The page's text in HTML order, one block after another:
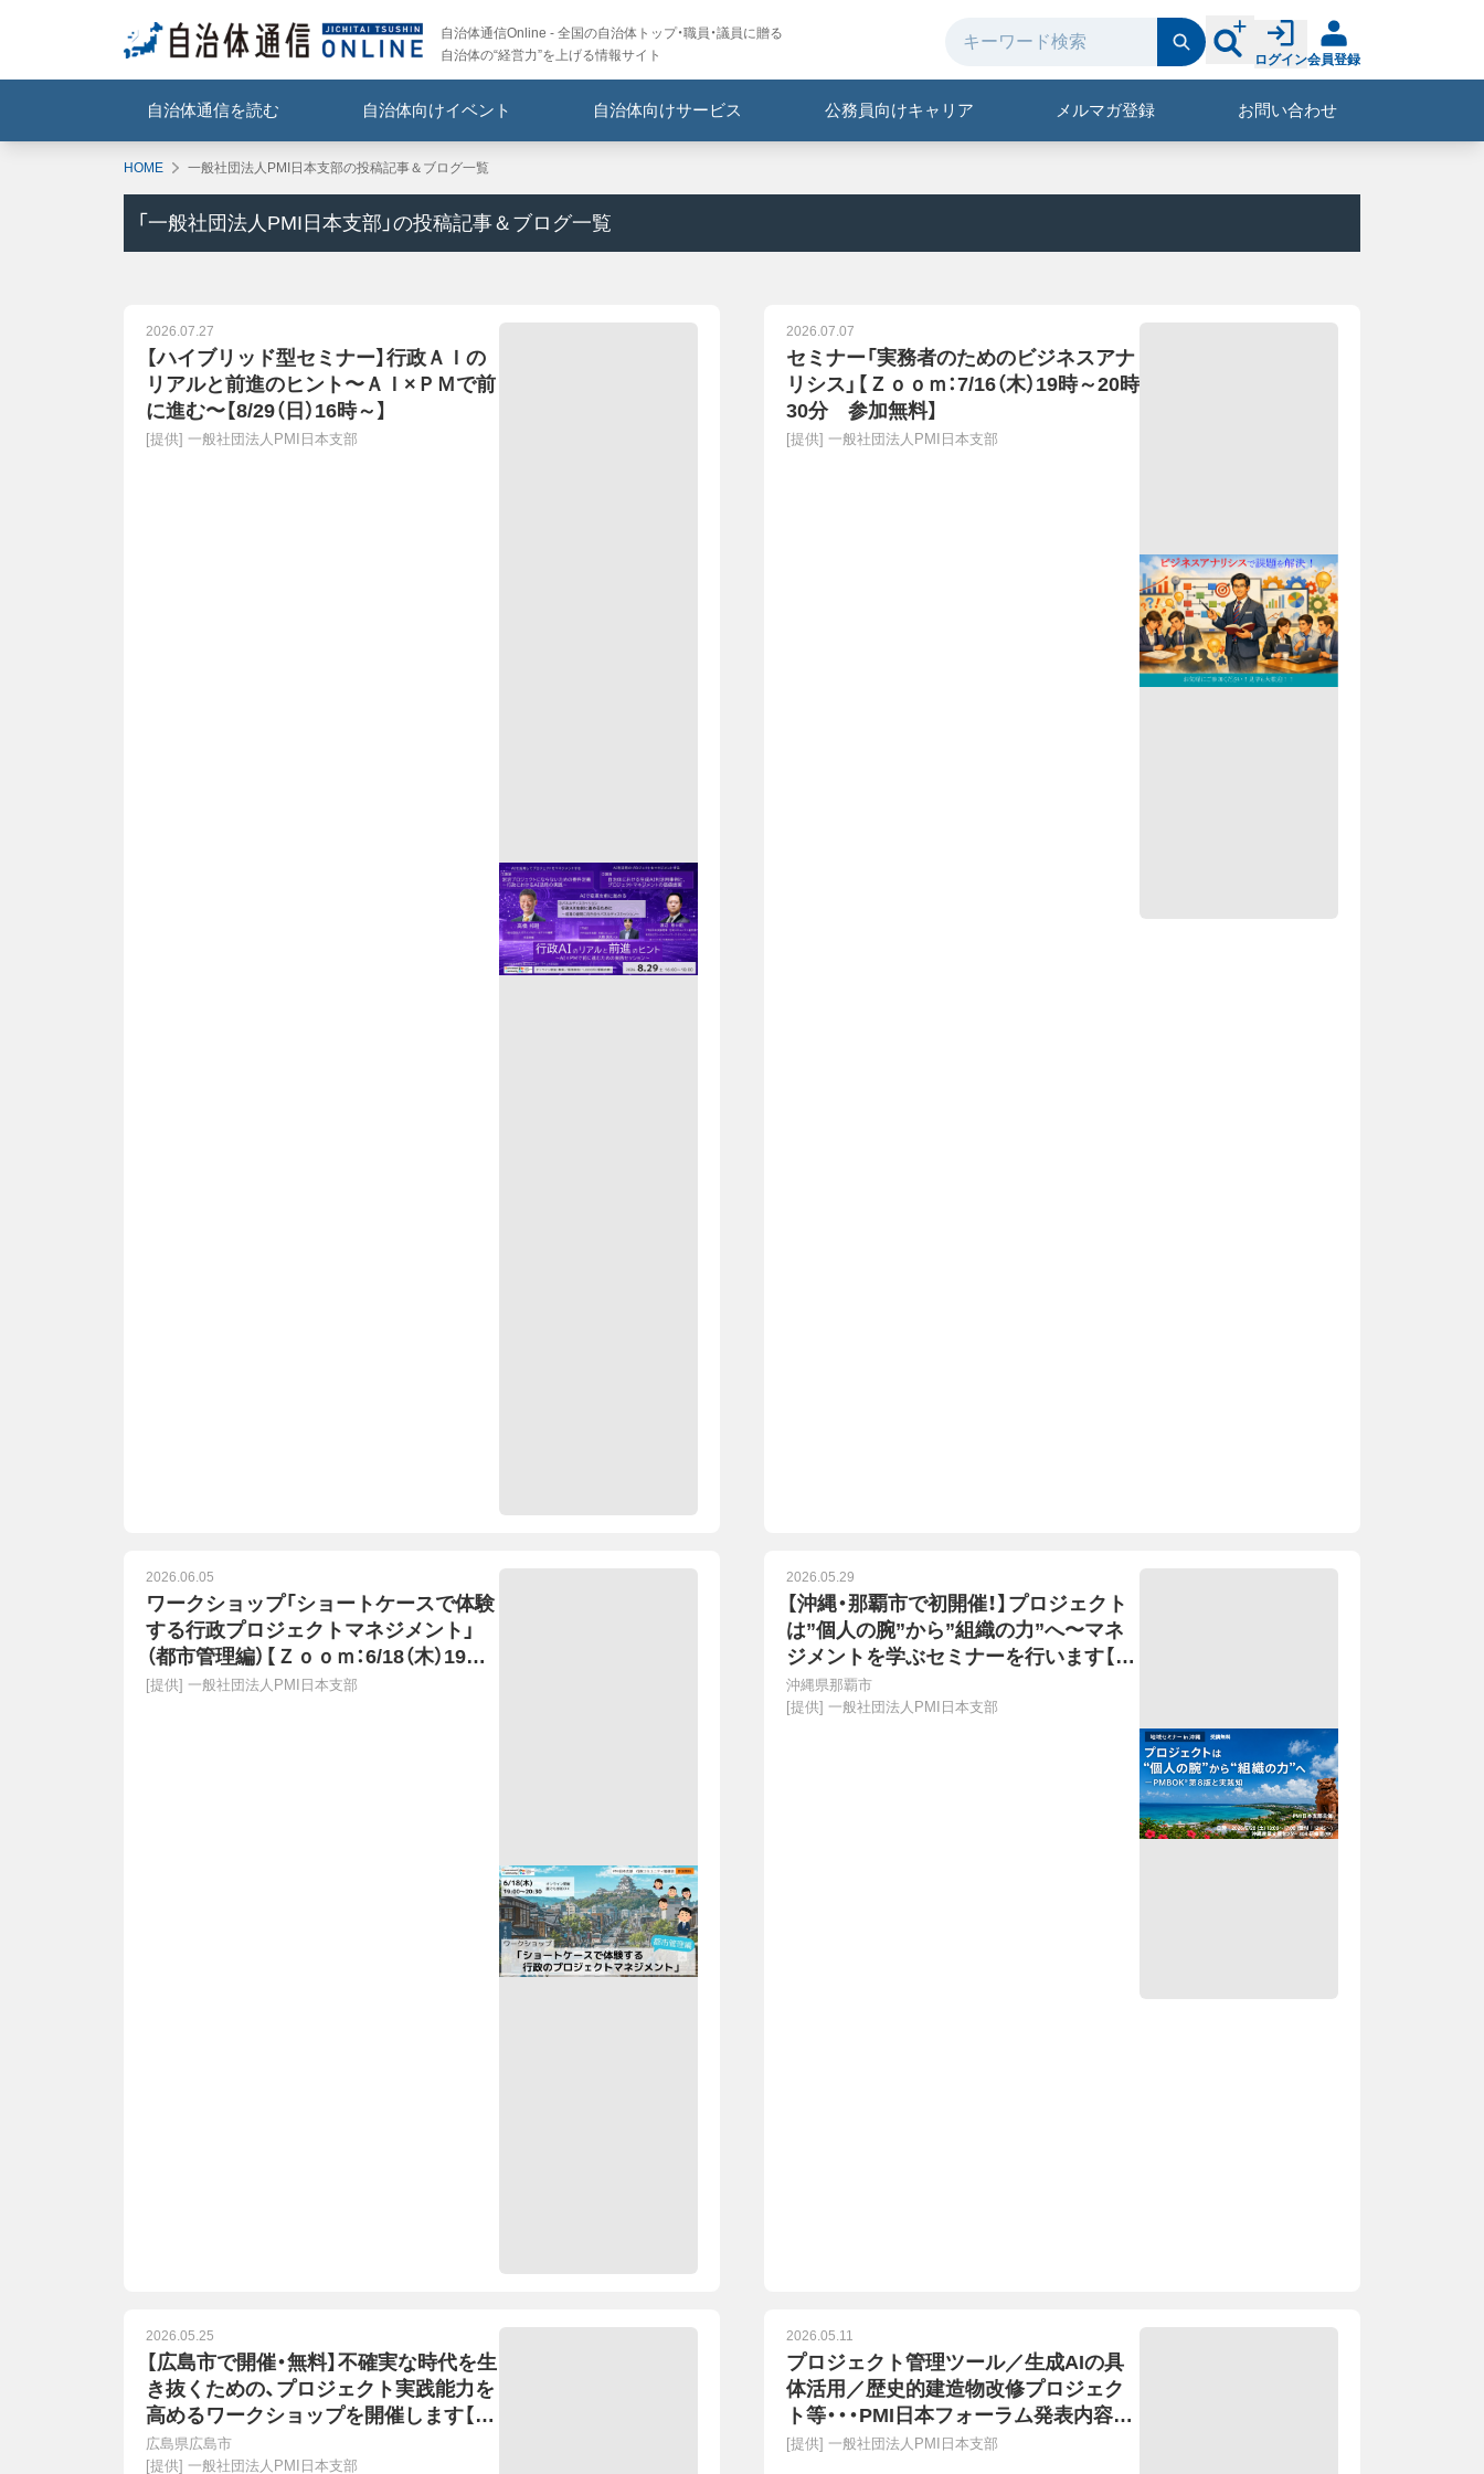
自治体通信Online - 全国の自治体トップ・職員・議員に贈る
自治体の“経営力”を上げる情報サイト
ログイン会員登録
自治体通信を読む 自治体向けイベント 自治体向けサービス 公務員向けキャリア メルマガ登録 お問い合わせ
HOME 一般社団法人PMI日本支部の投稿記事＆ブログ一覧
「 一般社団法人PMI日本支部 」の投稿記事＆ブログ一覧
2026.07.27
【ハイブリッド型セミナー】行政ＡＩの
リアルと前進のヒント〜ＡＩ×ＰＭで前
に進む〜【8/29（日）16時～】
[提供] 一般社団法人PMI日本支部
2026.07.07
セミナー「実務者のためのビジネスアナ
リシス」【Ｚｏｏｍ：7/16（木）19時～20時
30分 参加無料】
[提供] 一般社団法人PMI日本支部
2026.06.05
ワークショップ「ショートケースで体験
する行政プロジェクトマネジメント」
（都市管理編）【Ｚｏｏｍ：6/18（木）19時
～20時30分 参加無料】
[提供] 一般社団法人PMI日本支部
2026.05.29
【沖縄・那覇市で初開催！】プロジェクト
は”個人の腕”から”組織の力”へ〜マネ
ジメントを学ぶセミナーを行います【６
月２０日（土）１３時～ 無料】
沖縄県那覇市
[提供] 一般社団法人PMI日本支部
2026.05.25
【広島市で開催・無料】不確実な時代を生
き抜くための、プロジェクト実践能力を
高めるワークショップを開催します【６
月１３日（土）１３時半～】
広島県広島市
[提供] 一般社団法人PMI日本支部
2026.05.11
プロジェクト管理ツール／生成AIの具
体活用／歴史的建造物改修プロジェク
ト等・・・PMI日本フォーラム発表内容の
事前共有会を行います【Ｚｏｏｍ勉強
[提供] 一般社団法人PMI日本支部